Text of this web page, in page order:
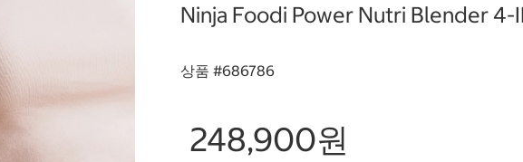
Ninja Foodi Power Nutri Blender 4-
상품 #686786
248,900원